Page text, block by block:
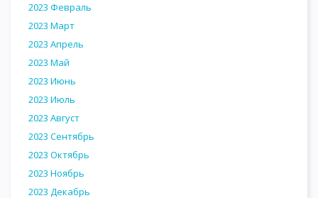
2023 Февраль
2023 Март
2023 Апрель
2023 Май
2023 Июнь
2023 Июль
2023 Август
2023 Сентябрь
2023 Октябрь
2023 Ноябрь
2023 Декабрь